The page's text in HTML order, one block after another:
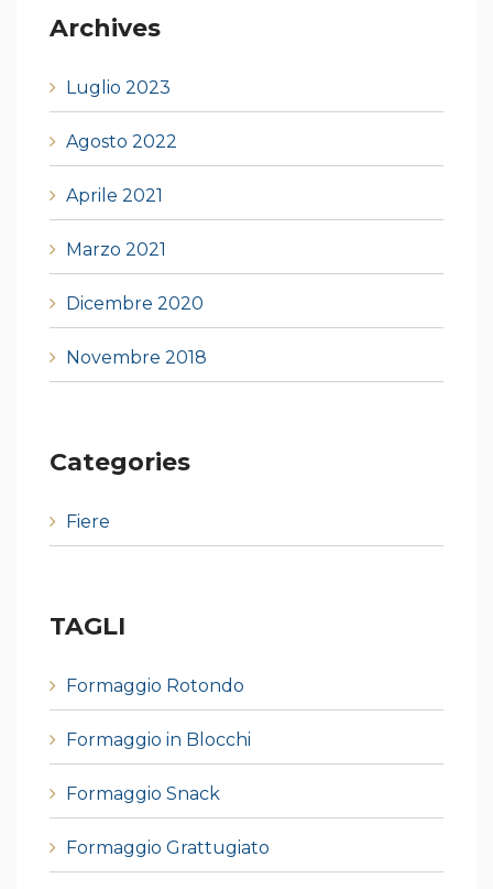
Archives
Luglio 2023
Agosto 2022
Aprile 2021
Marzo 2021
Dicembre 2020
Novembre 2018
Categories
Fiere
TAGLI
Formaggio Rotondo
Formaggio in Blocchi
Formaggio Snack
Formaggio Grattugiato